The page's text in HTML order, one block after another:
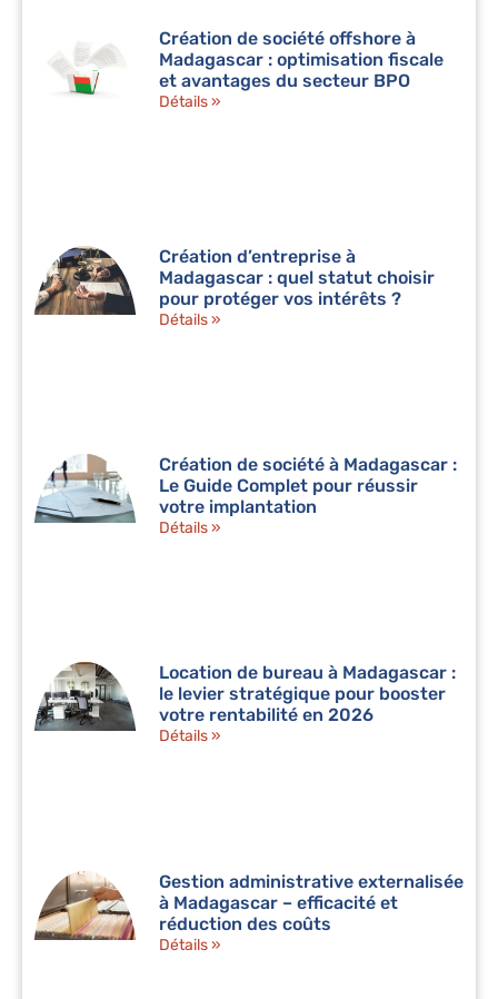
Création de société offshore à
Madagascar : optimisation fiscale
et avantages du secteur BPO
Détails »
Création d’entreprise à
Madagascar : quel statut choisir
pour protéger vos intérêts ?
Détails »
Création de société à Madagascar :
Le Guide Complet pour réussir
votre implantation
Détails »
Location de bureau à Madagascar :
le levier stratégique pour booster
votre rentabilité en 2026
Détails »
Gestion administrative externalisée
à Madagascar – efficacité et
réduction des coûts
Détails »